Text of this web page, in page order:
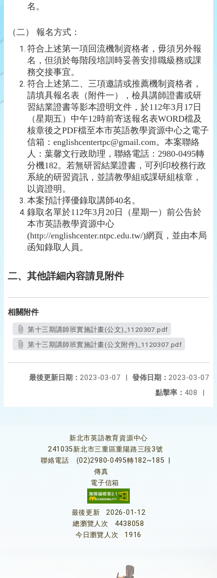
名。
（二） 報名方式：
符合上述第一項回流機制資格者，毋須另外報
名，但須於每階段培訓時妥善安排職級務或課
務交接事宜。
符合上述第二、三項邀請或推薦機制資格者，
請填具報名表（附件一），檢具講師證書或研
習結業證書等影本證明文件，於112年3月17日
（星期五）中午12時前寄送報名表WORD檔及
核章後之PDF檔至本市英語教學資源中心之電子
信箱：englishcentertpc@gmail.com。本案聯絡
人：葉馨文行政助理，聯絡電話：2980-0495轉
分機182。若無研習結業證書，可列印校務行政
系統的研習資訊，並請教學組或課研組核章，
以資證明。
本案預計擇優錄取講師40名。
錄取名單於112年3月20日（星期一）前公告於
本市英語教學資源中心
(http://englishcenter.ntpc.edu.tw/)網頁，並由本局
函知錄取人員。
二、其他詳細內容請見附件
相關附件
第十三期講師班實施計畫(公文)_1120307.pdf
第十三期講師班實施計畫(公文附件)_1120307.pdf
發佈日期： 2023-03-07
最後更新日期： 2023-03-07
|
點擊率： 408 |
新北市英語教育資源中心
241035新北市三重區重陽路三段3號
聯絡電話
(02)2980-0495轉182~185
傳真
電子信箱
最後更新
2026-01-12
總瀏覽人次
4438058
今日瀏覽人次
1916